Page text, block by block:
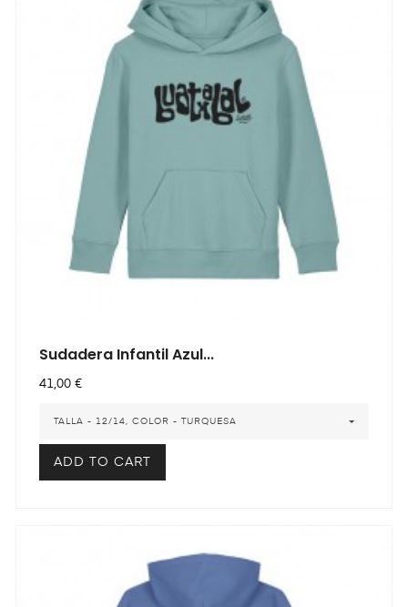
Sudadera Infantil Azul...
Precio
41,00 €
TALLA - 12/14, COLOR - TURQUESA
ADD TO CART